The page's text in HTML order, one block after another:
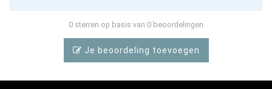
0 sterren op basis van 0 beoordelingen
Je beoordeling toevoegen